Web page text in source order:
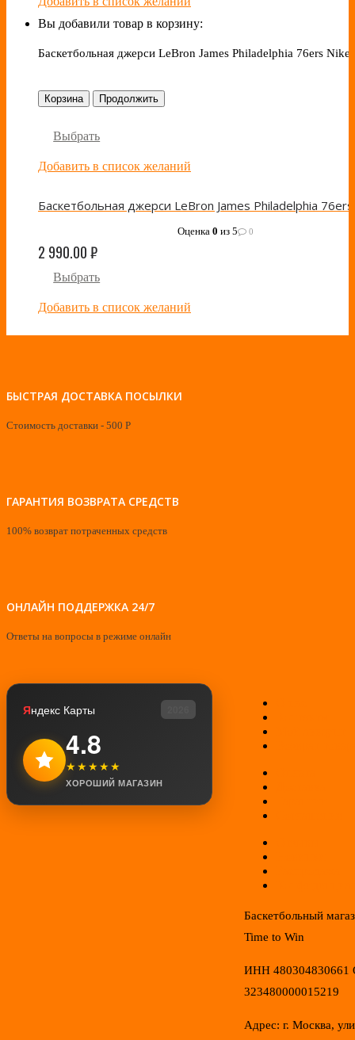
Вы добавили товар в корзину:
Баскетбольная джерси LeBron James Philadelphia 76ers Nike
Корзина Продолжить
Выбрать
Добавить в список желаний
Оценка 0 из 5 0
2 990.00₽
Выбрать
Добавить в список желаний
БЫСТРАЯ ДОСТАВКА ПОСЫЛКИ
Стоимость доставки - 500 Р
ГАРАНТИЯ ВОЗВРАТА СРЕДСТВ
100% возврат потраченных средств
ОНЛАЙН ПОДДЕРЖКА 24/7
Ответы на вопросы в режиме онлайн
Яндекс Карты
4.8
★★★★★
ХОРОШИЙ МАГАЗИН
Баскетбольный
Time to Win
ИНН 480304830661
323480000015219
Адрес: г. Москва,